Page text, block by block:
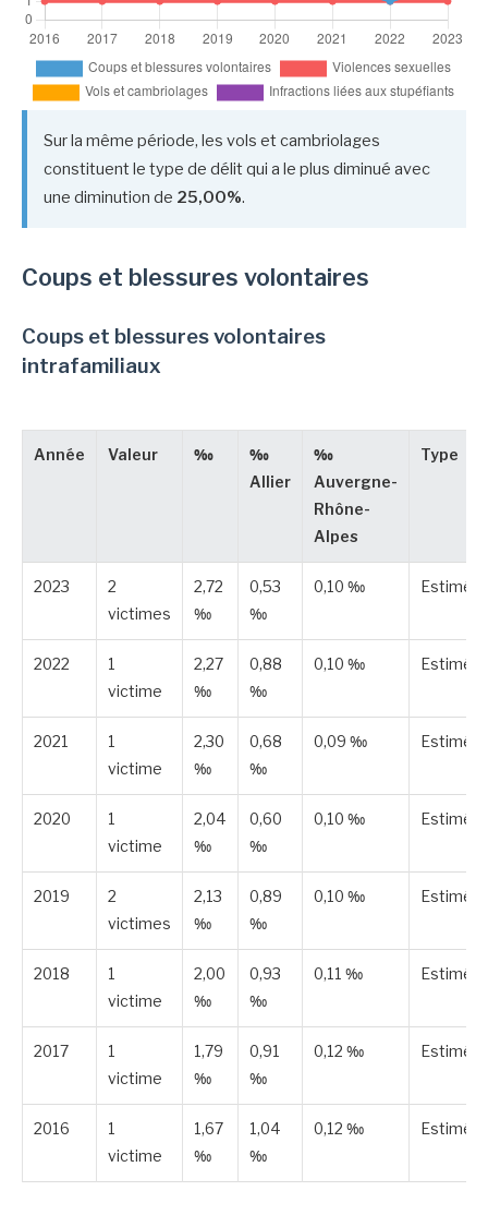
Sur la même période, les vols et cambriolages
constituent le type de délit qui a le plus diminué avec
une diminution de 25,00%.
Coups et blessures volontaires
Coups et blessures volontaires
intrafamiliaux
Année Valeur ‰
‰
Allier
‰
Auvergne-
Rhône-
Alpes
Type
2023
2
victimes
2,72
‰
0,53
‰
0,10 ‰ Estimée
2022
1
victime
2,27
‰
0,88
‰
0,10 ‰ Estimée
2021
1
victime
2,30
‰
0,68
‰
0,09 ‰ Estimée
2020
1
victime
2,04
‰
0,60
‰
0,10 ‰ Estimée
2019
2
victimes
2,13
‰
0,89
‰
0,10 ‰ Estimée
2018
1
victime
2,00
‰
0,93
‰
0,11 ‰ Estimée
2017
1
victime
1,79
‰
0,91
‰
0,12 ‰ Estimée
2016
1
victime
1,67
‰
1,04
‰
0,12 ‰ Estimée